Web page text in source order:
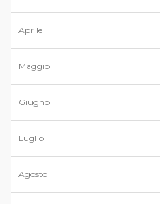
Aprile
Maggio
Giugno
Luglio
Agosto